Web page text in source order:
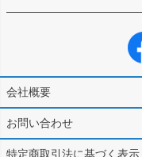
会社概要
お問い合わせ
特定商取引法に基づく表示